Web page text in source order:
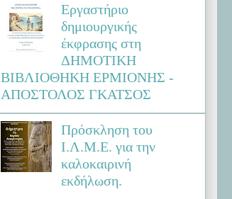
Εργαστήριο
δημιουργικής
έκφρασης στη
ΔΗΜΟΤΙΚΗ
ΒΙΒΛΙΟΘΗΚΗ ΕΡΜΙΟΝΗΣ -
ΑΠΟΣΤΟΛΟΣ ΓΚΑΤΣΟΣ
Πρόσκληση του
Ι.Λ.Μ.Ε. για την
καλοκαιρινή
εκδήλωση.